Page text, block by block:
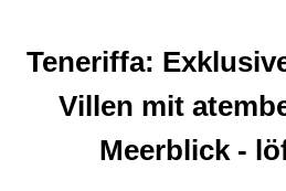
Teneriffa:
Villen mit
Meerblick -